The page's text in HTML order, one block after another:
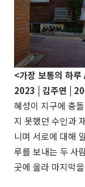
<가장 보통의 하
2023 |
김주연
|
혜성이 지구에 충
지 못했던 수인과
니며 서로에 대해
루를 보내는 두 사
곳에 올라 마지막